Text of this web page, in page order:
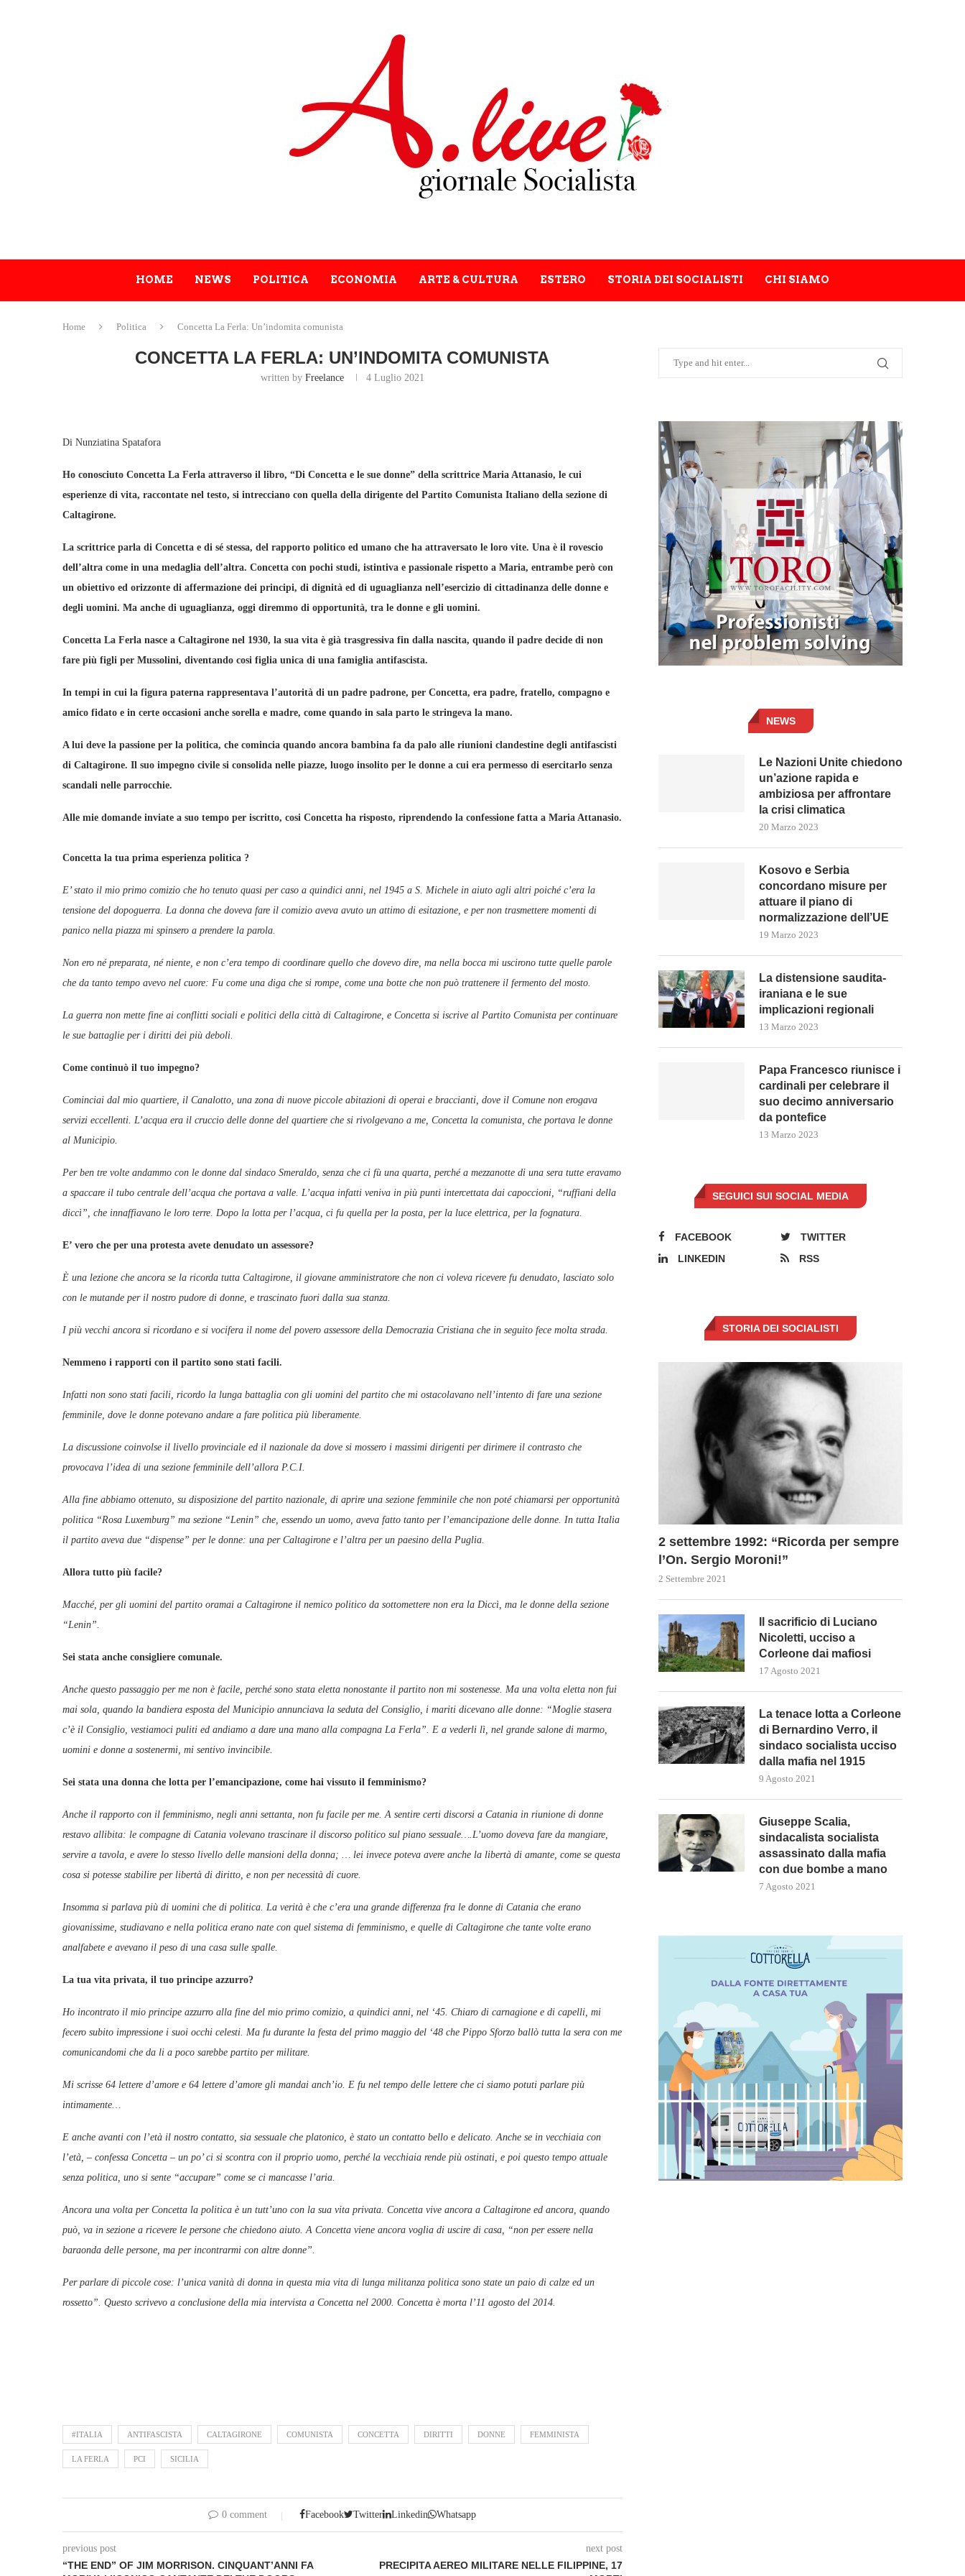
HOME NEWS POLITICA ECONOMIA ARTE & CULTURA ESTERO STORIA DEI SOCIALISTI CHI SIAMO
Home Politica Concetta La Ferla: Un’indomita comunista
CONCETTA LA FERLA: UN’INDOMITA COMUNISTA
written by Freelance 4 Luglio 2021
Di Nunziatina Spatafora
Ho conosciuto Concetta La Ferla attraverso il libro, “Di Concetta e le sue donne” della scrittrice Maria Attanasio, le cui
esperienze di vita, raccontate nel testo, si intrecciano con quella della dirigente del Partito Comunista Italiano della sezione di
Caltagirone.
La scrittrice parla di Concetta e di sé stessa, del rapporto politico ed umano che ha attraversato le loro vite. Una è il rovescio
dell’altra come in una medaglia dell’altra. Concetta con pochi studi, istintiva e passionale rispetto a Maria, entrambe però con
un obiettivo ed orizzonte di affermazione dei principi, di dignità ed di uguaglianza nell’esercizio di cittadinanza delle donne e
degli uomini. Ma anche di uguaglianza, oggi diremmo di opportunità, tra le donne e gli uomini.
Concetta La Ferla nasce a Caltagirone nel 1930, la sua vita è già trasgressiva fin dalla nascita, quando il padre decide di non
fare più figli per Mussolini, diventando cosi figlia unica di una famiglia antifascista.
In tempi in cui la figura paterna rappresentava l’autorità di un padre padrone, per Concetta, era padre, fratello, compagno e
amico fidato e in certe occasioni anche sorella e madre, come quando in sala parto le stringeva la mano.
A lui deve la passione per la politica, che comincia quando ancora bambina fa da palo alle riunioni clandestine degli antifascisti
di Caltagirone. Il suo impegno civile si consolida nelle piazze, luogo insolito per le donne a cui era permesso di esercitarlo senza
scandali nelle parrocchie.
Alle mie domande inviate a suo tempo per iscritto, cosi Concetta ha risposto, riprendendo la confessione fatta a Maria Attanasio.
Concetta la tua prima esperienza politica ?
E’ stato il mio primo comizio che ho tenuto quasi per caso a quindici anni, nel 1945 a S. Michele in aiuto agli altri poiché c’era la
tensione del dopoguerra. La donna che doveva fare il comizio aveva avuto un attimo di esitazione, e per non trasmettere momenti di
panico nella piazza mi spinsero a prendere la parola.
Non ero né preparata, né niente, e non c’era tempo di coordinare quello che dovevo dire, ma nella bocca mi uscirono tutte quelle parole
che da tanto tempo avevo nel cuore: Fu come una diga che si rompe, come una botte che non può trattenere il fermento del mosto.
La guerra non mette fine ai conflitti sociali e politici della città di Caltagirone, e Concetta si iscrive al Partito Comunista per continuare
le sue battaglie per i diritti dei più deboli.
Come continuò il tuo impegno?
Cominciai dal mio quartiere, il Canalotto, una zona di nuove piccole abitazioni di operai e braccianti, dove il Comune non erogava
servizi eccellenti. L’acqua era il cruccio delle donne del quartiere che si rivolgevano a me, Concetta la comunista, che portava le donne
al Municipio.
Per ben tre volte andammo con le donne dal sindaco Smeraldo, senza che ci fù una quarta, perché a mezzanotte di una sera tutte eravamo
a spaccare il tubo centrale dell’acqua che portava a valle. L’acqua infatti veniva in più punti intercettata dai capoccioni, “ruffiani della
diccì”, che innaffiavano le loro terre. Dopo la lotta per l’acqua, ci fu quella per la posta, per la luce elettrica, per la fognatura.
E’ vero che per una protesta avete denudato un assessore?
È una lezione che ancora se la ricorda tutta Caltagirone, il giovane amministratore che non ci voleva ricevere fu denudato, lasciato solo
con le mutande per il nostro pudore di donne, e trascinato fuori dalla sua stanza.
I più vecchi ancora si ricordano e si vocifera il nome del povero assessore della Democrazia Cristiana che in seguito fece molta strada.
Nemmeno i rapporti con il partito sono stati facili.
Infatti non sono stati facili, ricordo la lunga battaglia con gli uomini del partito che mi ostacolavano nell’intento di fare una sezione
femminile, dove le donne potevano andare a fare politica più liberamente.
La discussione coinvolse il livello provinciale ed il nazionale da dove si mossero i massimi dirigenti per dirimere il contrasto che
provocava l’idea di una sezione femminile dell’allora P.C.I.
Alla fine abbiamo ottenuto, su disposizione del partito nazionale, di aprire una sezione femminile che non poté chiamarsi per opportunità
politica “Rosa Luxemburg” ma sezione “Lenin” che, essendo un uomo, aveva fatto tanto per l’emancipazione delle donne. In tutta Italia
il partito aveva due “dispense” per le donne: una per Caltagirone e l’altra per un paesino della Puglia.
Allora tutto più facile?
Macché, per gli uomini del partito oramai a Caltagirone il nemico politico da sottomettere non era la Diccì, ma le donne della sezione
“Lenin”.
Sei stata anche consigliere comunale.
Anche questo passaggio per me non è facile, perché sono stata eletta nonostante il partito non mi sostenesse. Ma una volta eletta non fui
mai sola, quando la bandiera esposta del Municipio annunciava la seduta del Consiglio, i mariti dicevano alle donne: “Moglie stasera
c’è il Consiglio, vestiamoci puliti ed andiamo a dare una mano alla compagna La Ferla”. E a vederli lì, nel grande salone di marmo,
uomini e donne a sostenermi, mi sentivo invincibile.
Sei stata una donna che lotta per l’emancipazione, come hai vissuto il femminismo?
Anche il rapporto con il femminismo, negli anni settanta, non fu facile per me. A sentire certi discorsi a Catania in riunione di donne
restavo allibita: le compagne di Catania volevano trascinare il discorso politico sul piano sessuale….L’uomo doveva fare da mangiare,
servire a tavola, e avere lo stesso livello delle mansioni della donna; … lei invece poteva avere anche la libertà di amante, come se questa
cosa si potesse stabilire per libertà di diritto, e non per necessità di cuore.
Insomma si parlava più di uomini che di politica. La verità è che c’era una grande differenza fra le donne di Catania che erano
giovanissime, studiavano e nella politica erano nate con quel sistema di femminismo, e quelle di Caltagirone che tante volte erano
analfabete e avevano il peso di una casa sulle spalle.
La tua vita privata, il tuo principe azzurro?
Ho incontrato il mio principe azzurro alla fine del mio primo comizio, a quindici anni, nel ‘45. Chiaro di carnagione e di capelli, mi
fecero subito impressione i suoi occhi celesti. Ma fu durante la festa del primo maggio del ‘48 che Pippo Sforzo ballò tutta la sera con me
comunicandomi che da li a poco sarebbe partito per militare.
Mi scrisse 64 lettere d’amore e 64 lettere d’amore gli mandai anch’io. E fu nel tempo delle lettere che ci siamo potuti parlare più
intimamente…
E anche avanti con l’età il nostro contatto, sia sessuale che platonico, è stato un contatto bello e delicato. Anche se in vecchiaia con
l’età, – confessa Concetta – un po’ ci si scontra con il proprio uomo, perché la vecchiaia rende più ostinati, e poi questo tempo attuale
senza politica, uno si sente “accupare” come se ci mancasse l’aria.
Ancora una volta per Concetta la politica è un tutt’uno con la sua vita privata. Concetta vive ancora a Caltagirone ed ancora, quando
può, va in sezione a ricevere le persone che chiedono aiuto. A Concetta viene ancora voglia di uscire di casa, “non per essere nella
baraonda delle persone, ma per incontrarmi con altre donne”.
Per parlare di piccole cose: l’unica vanità di donna in questa mia vita di lunga militanza politica sono state un paio di calze ed un
rossetto”. Questo scrivevo a conclusione della mia intervista a Concetta nel 2000. Concetta è morta l’11 agosto del 2014.
#ITALIA ANTIFASCISTA CALTAGIRONE COMUNISTA CONCETTA DIRITTI DONNE FEMMINISTA
LA FERLA PCI SICILIA
0 comment Facebook Twitter Linkedin Whatsapp
previous post
“THE END” OF JIM MORRISON. CINQUANT’ANNI FA
next post
PRECIPITA AEREO MILITARE NELLE FILIPPINE, 17
NEWS
Le Nazioni Unite chiedono
un’azione rapida e
ambiziosa per affrontare
la crisi climatica
20 Marzo 2023
Kosovo e Serbia
concordano misure per
attuare il piano di
normalizzazione dell’UE
19 Marzo 2023
La distensione saudita-
iraniana e le sue
implicazioni regionali
13 Marzo 2023
Papa Francesco riunisce i
cardinali per celebrare il
suo decimo anniversario
da pontefice
13 Marzo 2023
SEGUICI SUI SOCIAL MEDIA
FACEBOOK
TWITTER
LINKEDIN
RSS
STORIA DEI SOCIALISTI
2 settembre 1992: “Ricorda per sempre
l’On. Sergio Moroni!”
2 Settembre 2021
Il sacrificio di Luciano
Nicoletti, ucciso a
Corleone dai mafiosi
17 Agosto 2021
La tenace lotta a Corleone
di Bernardino Verro, il
sindaco socialista ucciso
dalla mafia nel 1915
9 Agosto 2021
Giuseppe Scalia,
sindacalista socialista
assassinato dalla mafia
con due bombe a mano
7 Agosto 2021